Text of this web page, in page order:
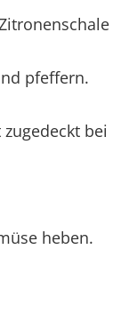
pfeffern.
bei
heben.